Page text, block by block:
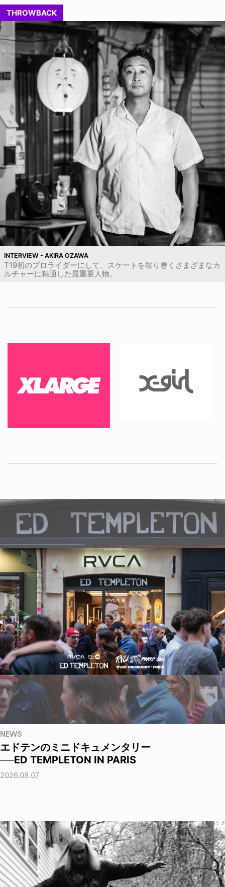
THROWBACK
INTERVIEW - AKIRA OZAWA
T19初のプロライダーにして、スケートを取り巻くさまざまなカ
ルチャーに精通した最重要人物。
NEWS
エドテンのミニドキュメンタリー
──ED TEMPLETON IN PARIS
2026.08.07